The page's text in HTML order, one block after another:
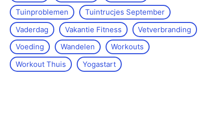
Tuinproblemen
Tuintrucjes September
Vaderdag
Vakantie Fitness
Vetverbranding
Voeding
Wandelen
Workouts
Workout Thuis
Yoga­start